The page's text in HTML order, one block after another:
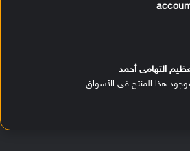
التهامى أحمد
هذا المنتج في الأسواق...